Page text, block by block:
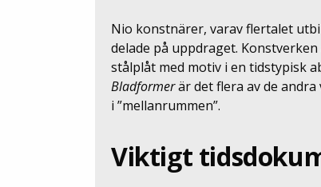
Nio konstnärer, varav flertalet
delade på uppdraget.
stålplåt med motiv i en tidstypisk
Bladformerär det flera av de
i ”mellanrummen”.
Viktigt